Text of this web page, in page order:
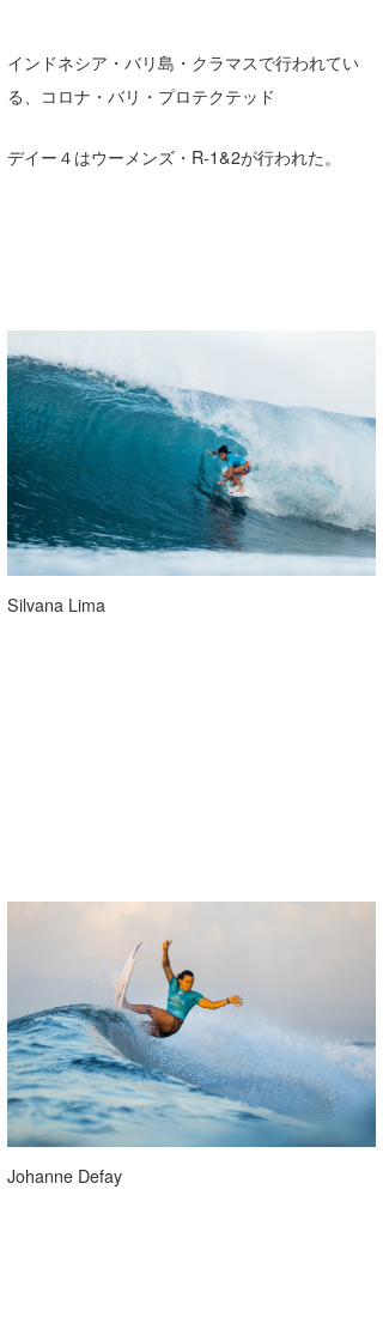
インドネシア・バリ島・クラマスで行われてい
る、コロナ・バリ・プロテクテッド
デイー４はウーメンズ・R-1&2が行われた。
Silvana Lima
Johanne Defay